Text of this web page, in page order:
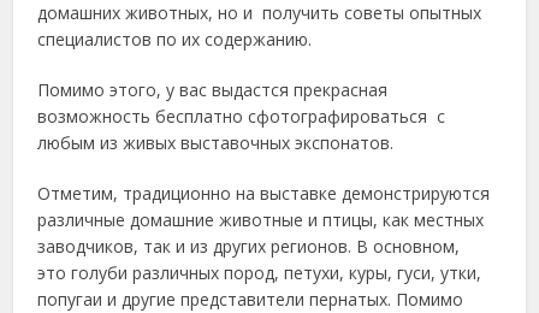
домашних животных, но и получить советы опытных
специалистов по их содержанию.
Помимо этого, у вас выдастся прекрасная
возможность бесплатно сфотографироваться с
любым из живых выставочных экспонатов.
Отметим, традиционно на выставке демонстрируются
различные домашние животные и птицы, как местных
заводчиков, так и из других регионов. В основном,
это голуби различных пород, петухи, куры, гуси, утки,
попугаи и другие представители пернатых. Помимо